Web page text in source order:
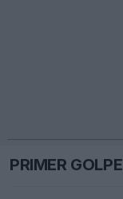
PRIMER GOLPE